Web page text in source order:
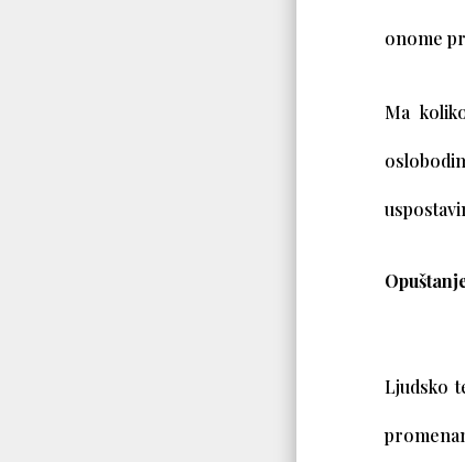
onome
Ma
Ljudsko